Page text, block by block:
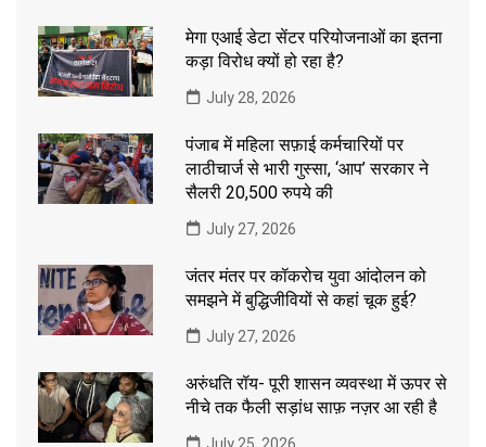
मेगा एआई डेटा सेंटर परियोजनाओं का इतना
कड़ा विरोध क्यों हो रहा है?
July 28, 2026
पंजाब में महिला सफ़ाई कर्मचारियों पर
लाठीचार्ज से भारी गुस्सा, ‘आप’ सरकार ने
सैलरी 20,500 रुपये की
July 27, 2026
जंतर मंतर पर कॉकरोच युवा आंदोलन को
समझने में बुद्धिजीवियों से कहां चूक हुई?
July 27, 2026
अरुंधति रॉय- पूरी शासन व्यवस्था में ऊपर से
नीचे तक फैली सड़ांध साफ़ नज़र आ रही है
July 25, 2026